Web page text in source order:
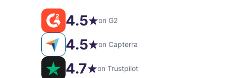
4.5 on G2
4.5 on Capterra
4.7 on Trustpilot